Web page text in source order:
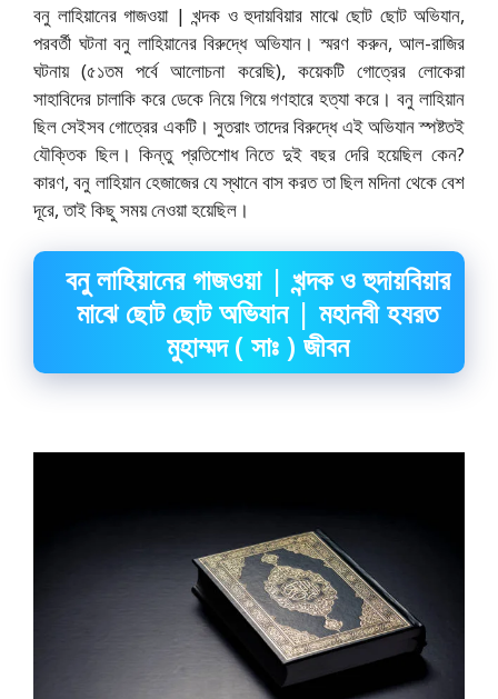
বনু লাহিয়ানের গাজওয়া | খন্দক ও হুদায়বিয়ার মাঝে ছোট ছোট অভিযান,
পরবর্তী ঘটনা বনু লাহিয়ানের বিরুদ্ধে অভিযান। স্মরণ করুন, আল-রাজির
ঘটনায় (৫১তম পর্বে আলোচনা করেছি), কয়েকটি গোত্রের লোকেরা
সাহাবিদের চালাকি করে ডেকে নিয়ে গিয়ে গণহারে হত্যা করে। বনু লাহিয়ান
ছিল সেইসব গোত্রের একটি। সুতরাং তাদের বিরুদ্ধে এই অভিযান স্পষ্টতই
যৌক্তিক ছিল। কিন্তু প্রতিশোধ নিতে দুই বছর দেরি হয়েছিল কেন?
কারণ, বনু লাহিয়ান হেজাজের যে স্থানে বাস করত তা ছিল মদিনা থেকে বেশ
দূরে, তাই কিছু সময় নেওয়া হয়েছিল।
বনু লাহিয়ানের গাজওয়া | খন্দক ও হুদায়বিয়ার
মাঝে ছোট ছোট অভিযান | মহানবী হযরত
মুহাম্মদ ( সাঃ ) জীবন